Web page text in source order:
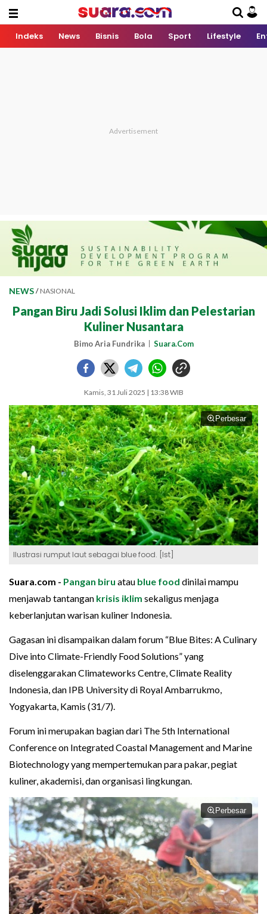
Indeks News Bisnis Bola Sport Lifestyle
NEWS / NASIONAL
Pangan Biru Jadi Solusi Iklim dan Pelestarian
Kuliner Nusantara
Bimo Aria Fundrika Suara.Com
Kamis, 31 Juli 2025 | 13:38 WIB
Perbesar
Ilustrasi rumput laut sebagai blue food. [Ist]
Suara.com - Pangan biru atau blue food dinilai mampu
menjawab tantangan krisis iklim sekaligus menjaga
keberlanjutan warisan kuliner Indonesia.
Gagasan ini disampaikan dalam forum “Blue Bites: A Culinary
Dive into Climate-Friendly Food Solutions” yang
diselenggarakan Climateworks Centre, Climate Reality
Indonesia, dan IPB University di Royal Ambarrukmo,
Yogyakarta, Kamis (31/7).
Forum ini merupakan bagian dari The 5th International
Conference on Integrated Coastal Management and Marine
Biotechnology yang mempertemukan para pakar, pegiat
kuliner, akademisi, dan organisasi lingkungan.
Perbesar